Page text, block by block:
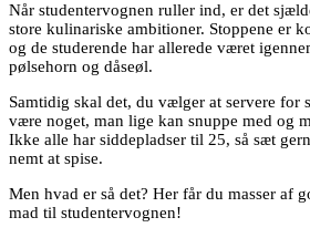
Når studentervognen ruller ind, er det
store kulinariske ambitioner. Stoppene er
og de studerende har allerede været
pølsehorn og dåseøl.
Samtidig skal det, du vælger at servere for
være noget, man lige kan snuppe med og
Ikke alle har siddepladser til 25, så sæt
nemt at spise.
Men hvad er så det? Her får du masser af
mad til studentervognen!